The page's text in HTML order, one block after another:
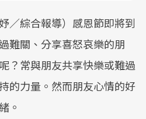
／綜合報導）感恩節即將到
難關、分享喜怒哀樂的朋
？常與朋友共享快樂或難過
的力量。然而朋友心情的好
。